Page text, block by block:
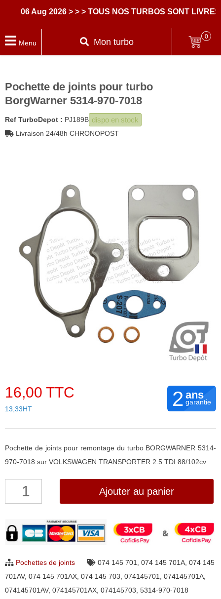
06 Aug 2026 > > > TOUS NOS TURBOS SONT LIVRES
Menu Mon turbo
0
Pochette de joints pour turbo
BorgWarner 5314-970-7018
Ref TurboDepot : PJ189B dispo en stock
Livraison 24/48h CHRONOPOST
16,00 TTC
13,33HT 2 ans
garantie
Pochette de joints pour remontage du turbo BORGWARNER 5314-
970-7018 sur VOLKSWAGEN TRANSPORTER 2.5 TDI 88/102cv
quantité
de
joints
turbo
BorgWarner
Ajouter au panier
Pochettes de joints 074 145 701, 074 145 701A, 074 145
701AV, 074 145 701AX, 074 145 703, 074145701, 074145701A,
074145701AV, 074145701AX, 074145703, 5314-970-7018